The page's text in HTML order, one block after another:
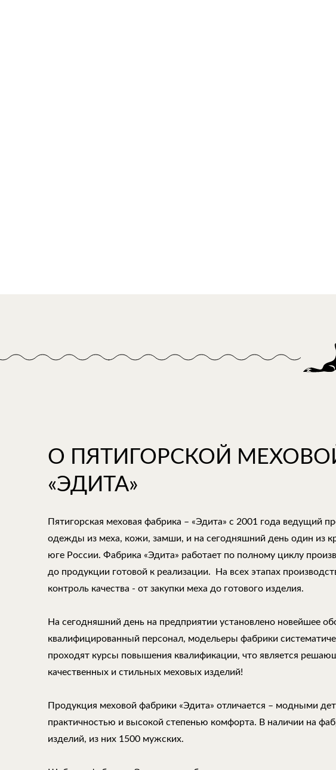
О ПЯТИГОРСКОЙ
«ЭДИТА»
Пятигорская меховая фабрика – «Эдита» с 2001 года ведущий
одежды из меха, кожи, замши, и на сегодняшний день один из
юге России. Фабрика «Эдита» работает по полному циклу
до продукции готовой к реализации. На всех этапах
контроль качества - от закупки меха до готового изделия.
На сегодняшний день на предприятии установлено новейшее
квалифицированный персонал, модельеры фабрики
проходят курсы повышения квалификации, что является
качественных и стильных меховых изделий!
Продукция меховой фабрики «Эдита» отличается – модными
практичностью и высокой степенью комфорта. В наличии на
изделий, из них 1500 мужских.